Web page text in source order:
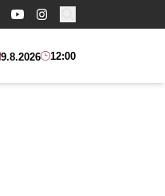
Buscar:
9.8.2026 12:00